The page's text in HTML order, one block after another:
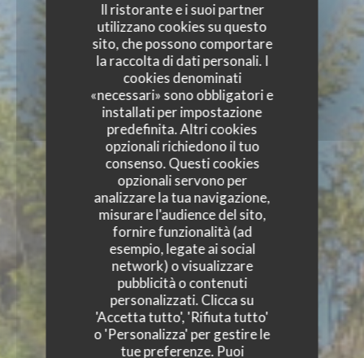
Il ristorante e i suoi partner
utilizzano cookies su questo
sito, che possono comportare
la raccolta di dati personali. I
cookies denominati
«necessari» sono obbligatori e
installati per impostazione
predefinita. Altri cookies
opzionali richiedono il tuo
consenso. Questi cookies
opzionali servono per
analizzare la tua navigazione,
misurare l'audience del sito,
fornire funzionalità (ad
esempio, legate ai social
network) o visualizzare
pubblicità o contenuti
personalizzati. Clicca su
'Accetta tutto', 'Rifiuta tutto'
o 'Personalizza' per gestire le
tue preferenze. Puoi